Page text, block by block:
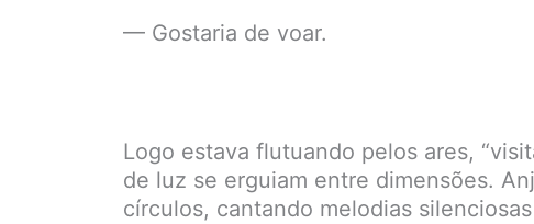
— Gostaria de voar.
Logo estava flutuando pelos ares,
de luz se erguiam entre dimensões.
círculos, cantando melodias